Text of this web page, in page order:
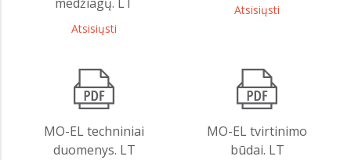
Atsisiųsti
Atsisiųsti
MO-EL techniniai
duomenys. LT
MO-EL tvirtinimo
būdai. LT